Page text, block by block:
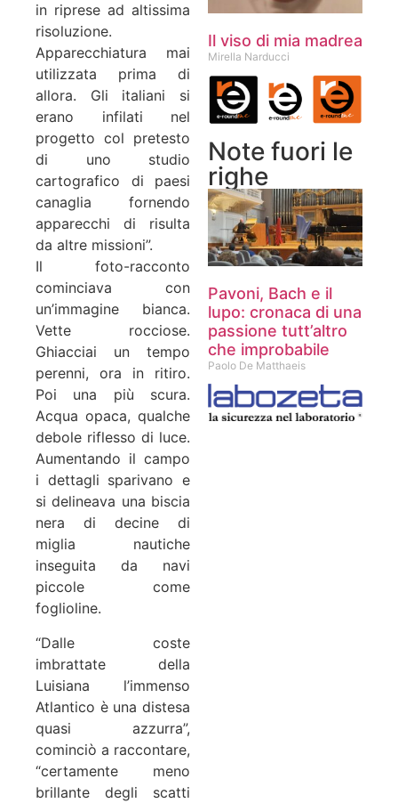
in riprese ad altissima
risoluzione.
Apparecchiatura mai
utilizzata prima di
allora. Gli italiani si
erano infilati nel
progetto col pretesto
di uno studio
cartografico di paesi
canaglia fornendo
apparecchi di risulta
da altre missioni”.
Il foto-racconto
cominciava con
un’immagine bianca.
Vette rocciose.
Ghiacciai un tempo
perenni, ora in ritiro.
Poi una più scura.
Acqua opaca, qualche
debole riflesso di luce.
Aumentando il campo
i dettagli sparivano e
si delineava una biscia
nera di decine di
miglia nautiche
inseguita da navi
piccole come
foglioline.
“Dalle coste
imbrattate della
Luisiana l’immenso
Atlantico è una distesa
quasi azzurra”,
cominciò a raccontare,
“certamente meno
brillante degli scatti
Il viso di mia madrea
Mirella Narducci
Note fuori le
righe
Pavoni, Bach e il
lupo: cronaca di una
passione tutt’altro
che improbabile
Paolo De Matthaeis